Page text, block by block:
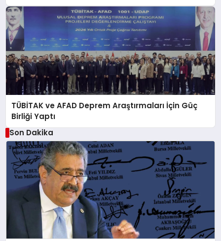
TÜBİTAK ve AFAD Deprem Araştırmaları İçin Güç
Birliği Yaptı
Son Dakika